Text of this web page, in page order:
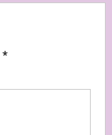
*